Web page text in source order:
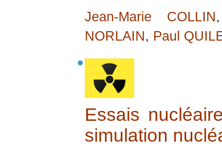
Jean-Marie COLLIN
NORLAIN, Paul
Essais
simulation